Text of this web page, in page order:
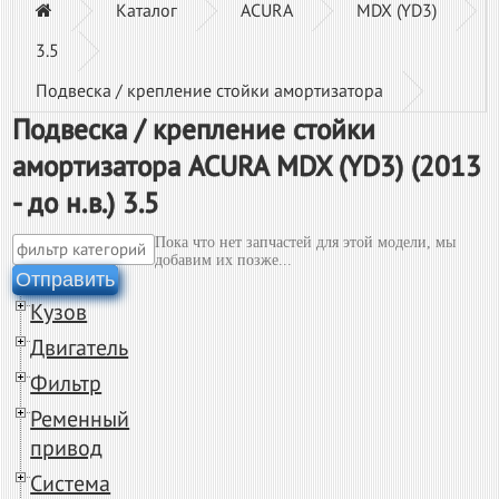
Каталог ACURA
MDX (YD3)
3.5
Подвеска / крепление стойки амортизатора
Подвеска / крепление стойки
амортизатора ACURA MDX (YD3) (2013
- до н.в.) 3.5
Отправить
Кузов
Двигатель
Фильтр
Ременный
привод
Система
Пока что нет запчастей для этой модели, мы
добавим их позже...